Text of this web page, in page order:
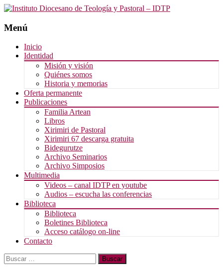
Menú
Saltar
contenido
Inicio
Identidad
Misión y visión
Quiénes somos
Historia y memorias
Oferta permanente
Publicaciones
Familia Artean
Libros
Xirimiri de Pastoral
Xirimiri 67 descarga gratuita
Bidegurutze
Archivo Seminarios
Archivo Simposios
Multimedia
Videos – canal IDTP en youtube
Audios – escucha las conferencias
Biblioteca
Biblioteca
Boletines Biblioteca
Acceso catálogo on-line
Contacto
Buscar: